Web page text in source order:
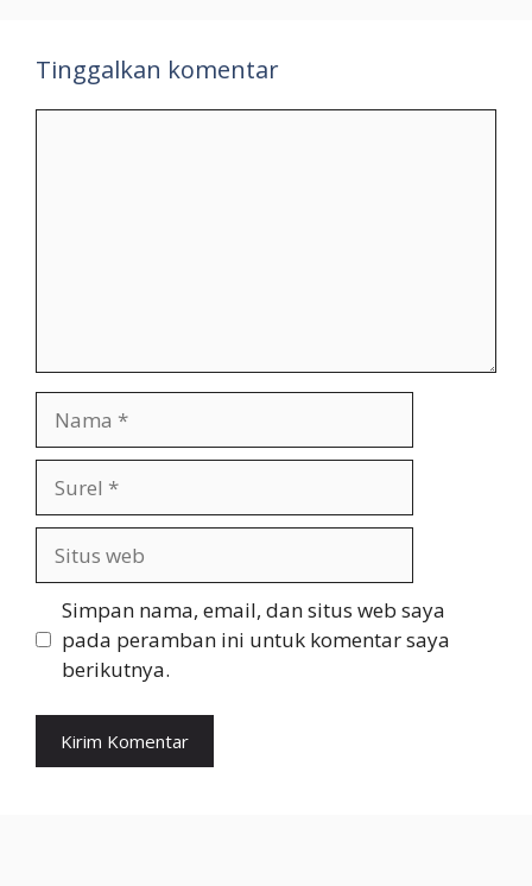
Tinggalkan komentar
web
Simpan nama, email, dan situs web saya
pada peramban ini untuk komentar saya
berikutnya.